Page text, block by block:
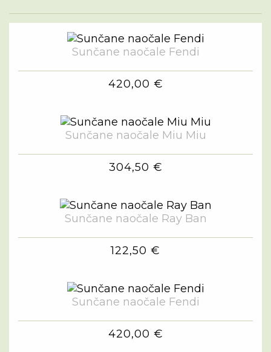
Sunčane naočale Fendi
420,00 €
Sunčane naočale Miu Miu
304,50 €
Sunčane naočale Ray Ban
122,50 €
Sunčane naočale Fendi
420,00 €